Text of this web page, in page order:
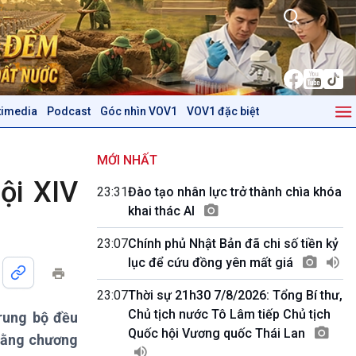
Podcast Góc nhìn VOV1 VOV1 đặc biệt
Dòng chảy Kinh tế
Tuyên chiến với gian lận
thương mại
Mùa vàng
Biển đảo Việt Nam
Tâm tình biên giới và hải
đảo
Tìm hiểu biển, đảo Việt
Nam
Podcast
Góc nhìn VOV1
Bình luận
XIV
bộ đều
chương
MỚI NHẤT
23:31Đào tạo nhân lực trở thành chìa khóa
khai thác AI
23:07Chính phủ Nhật Bản đã chi số tiền kỷ
lục để cứu đồng yên mất giá
23:07Thời sự 21h30 7/8/2026: Tổng Bí thư,
Chủ tịch nước Tô Lâm tiếp Chủ tịch
Quốc hội Vương quốc Thái Lan